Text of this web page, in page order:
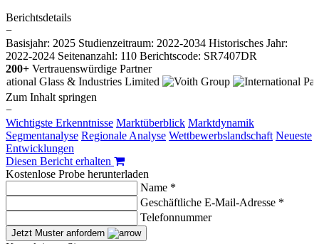
Berichtsdetails
−
Basisjahr: 2025 Studienzeitraum: 2022-2034 Historisches Jahr:
2022-2024 Seitenanzahl: 110 Berichtscode: SR7407DR
200+ Vertrauenswürdige Partner
Zum Inhalt springen
−
Wichtigste Erkenntnisse Marktüberblick Marktdynamik
Segmentanalyse Regionale Analyse Wettbewerbslandschaft Neueste
Entwicklungen
Diesen Bericht erhalten
Kostenlose Probe herunterladen
Name *
Geschäftliche E-Mail-Adresse *
Telefonnummer
Jetzt Muster anfordern